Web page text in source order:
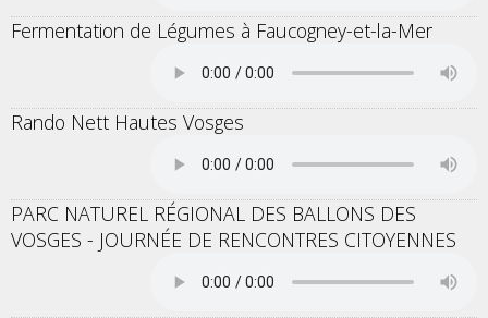
Fermentation de Légumes à Faucogney-et-la-Mer
Rando Nett Hautes Vosges
PARC NATUREL RÉGIONAL DES BALLONS DES
VOSGES - JOURNÉE DE RENCONTRES CITOYENNES